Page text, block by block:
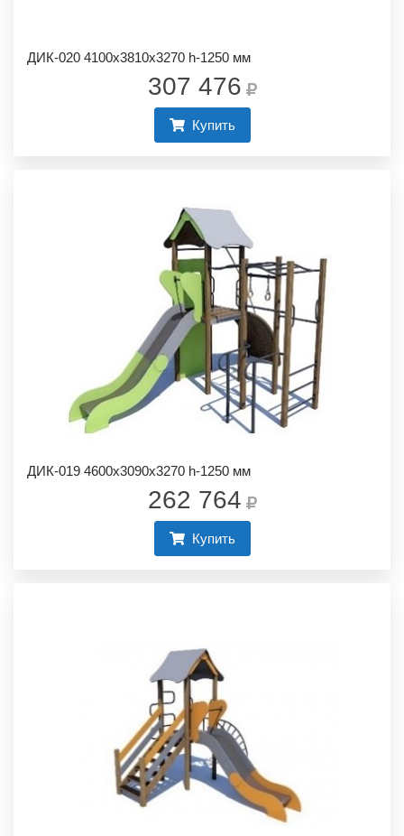
ДИК-020 4100х3810х3270 h-1250 мм
307 476
Купить
ДИК-019 4600х3090х3270 h-1250 мм
262 764
Купить